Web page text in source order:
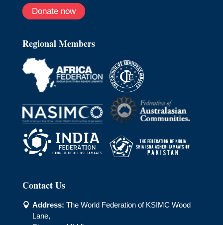
Donate now
Regional Members
Contact Us
 Address: The World Federation of KSIMC Wood
Lane,